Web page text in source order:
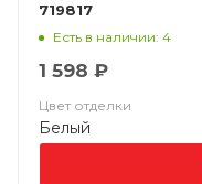
719817
Есть в наличии: 4
1 598 ₽
Цвет отделки
Белый